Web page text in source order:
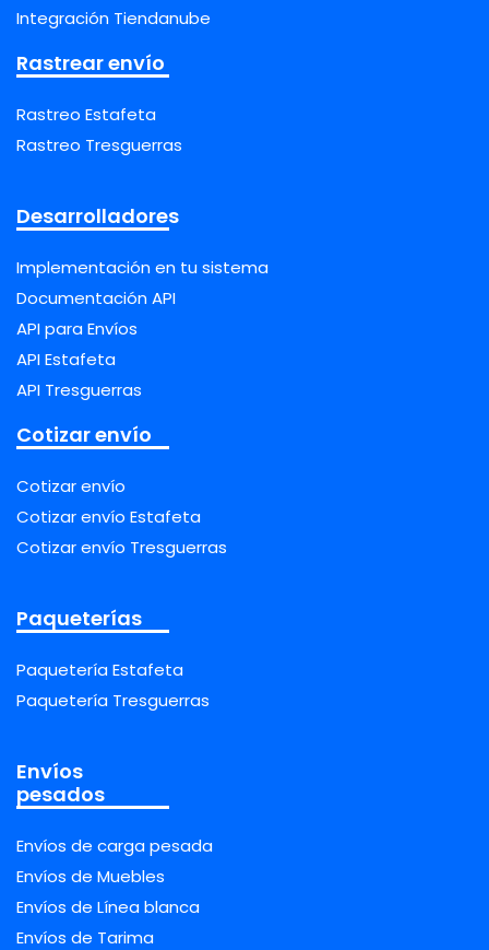
Integración Tiendanube
Rastrear envío
Rastreo Estafeta
Rastreo Tresguerras
Desarrolladores
Implementación en tu sistema
Documentación API
API para Envíos
API Estafeta
API Tresguerras
Cotizar envío
Cotizar envío
Cotizar envío Estafeta
Cotizar envío Tresguerras
Paqueterías
Paquetería Estafeta
Paquetería Tresguerras
Envíos
pesados
Envíos de carga pesada
Envíos de Muebles
Envíos de Línea blanca
Envíos de Tarima